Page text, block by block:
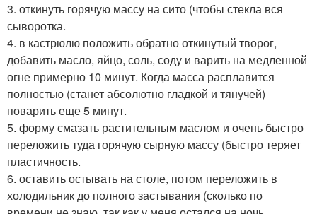
3. откинуть горячую массу на сито (чтобы стекла вся
сыворотка.
4. в кастрюлю положить обратно откинутый творог,
добавить масло, яйцо, соль, соду и варить на медленной
огне примерно 10 минут. Когда масса расплавится
полностью (станет абсолютно гладкой и тянучей)
поварить еще 5 минут.
5. форму смазать растительным маслом и очень быстро
переложить туда горячую сырную массу (быстро теряет
пластичность.
6. оставить остывать на столе, потом переложить в
холодильник до полного застывания (сколько по